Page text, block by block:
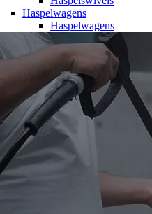
Haspelwagens
Haspelwagens